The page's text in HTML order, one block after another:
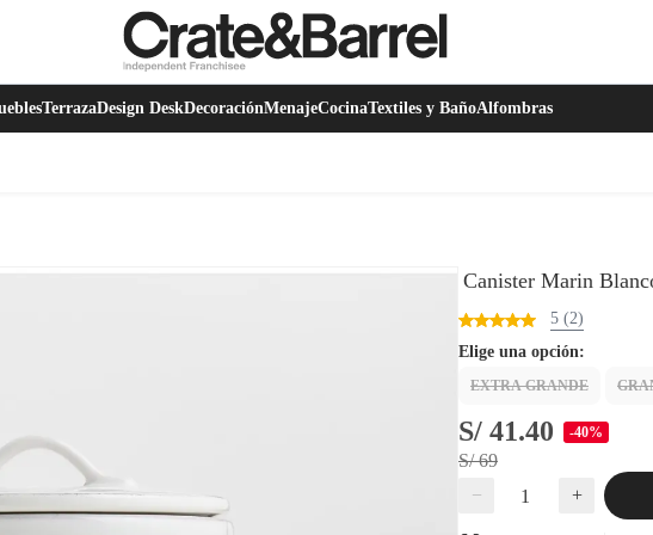
TerrazaDesign DeskDecoraciónMenajeCocinaTextiles y BañoAlfombras
Canister Marin
5 (2)
Elige una opción:
EXTRA GRANDE
S/ 41.40 -40%
S/ 69
−
+